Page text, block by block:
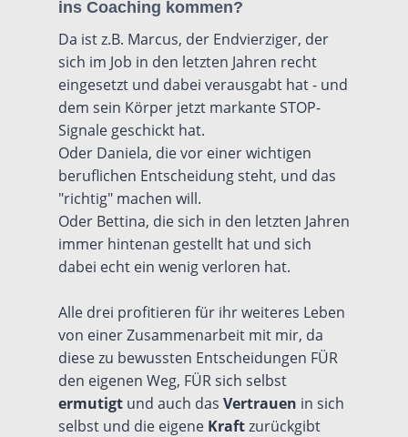
ins Coaching kommen?
Da ist z.B. Marcus, der Endvierziger, der
sich im Job in den letzten Jahren recht
eingesetzt und dabei verausgabt hat - und
dem sein Körper jetzt markante STOP-
Signale geschickt hat.
Oder Daniela, die vor einer wichtigen
beruflichen Entscheidung steht, und das
"richtig" machen will.
Oder Bettina, die sich in den letzten Jahren
immer hintenan gestellt hat und sich
dabei echt ein wenig verloren hat.
Alle drei profitieren für ihr weiteres Leben
von einer Zusammenarbeit mit mir, da
diese zu bewussten Entscheidungen FÜR
den eigenen Weg, FÜR sich selbst
ermutigt und auch das Vertrauen in sich
selbst und die eigene Kraftzurückgibt